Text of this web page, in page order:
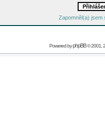
Zapomněl(a) jsem
Powered byphpBB© 2001,